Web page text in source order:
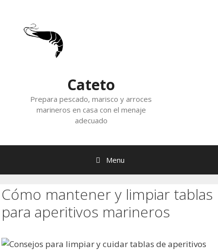
content
Cateto
Prepara pescado, marisco y arroces
marineros en casa con el menaje
adecuado
Menu
Cómo mantener y limpiar tablas
para aperitivos marineros